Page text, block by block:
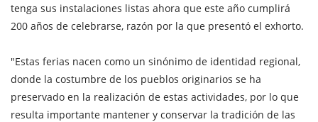
tenga sus instalaciones listas ahora que este año cumplirá
200 años de celebrarse, razón por la que presentó el exhorto.
"Estas ferias nacen como un sinónimo de identidad regional,
donde la costumbre de los pueblos originarios se ha
preservado en la realización de estas actividades, por lo que
resulta importante mantener y conservar la tradición de las